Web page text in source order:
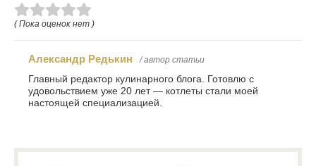
( Пока оценок нет )
Александр Редькин / автор статьи
Главный редактор кулинарного блога. Готовлю с
удовольствием уже 20 лет — котлеты стали моей
настоящей специализацией.